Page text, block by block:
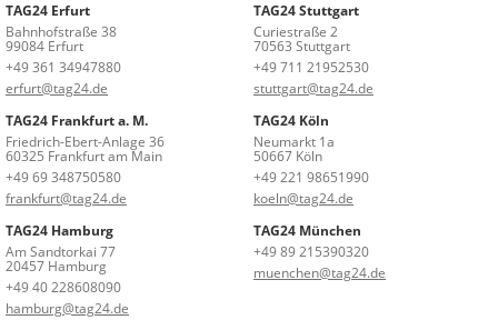
TAG24 Erfurt
Bahnhofstraße 38
99084 Erfurt
+49 361 34947880
erfurt@tag24.de
TAG24 Stuttgart
Curiestraße 2
70563 Stuttgart
+49 711 21952530
stuttgart@tag24.de
TAG24 Frankfurt a. M.
Friedrich-Ebert-Anlage 36
60325 Frankfurt am Main
+49 69 348750580
frankfurt@tag24.de
TAG24 Köln
Neumarkt 1a
50667 Köln
+49 221 98651990
koeln@tag24.de
TAG24 Hamburg
Am Sandtorkai 77
20457 Hamburg
+49 40 228608090
hamburg@tag24.de
TAG24 München
+49 89 215390320
muenchen@tag24.de